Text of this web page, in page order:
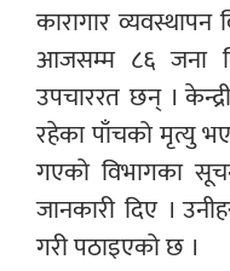
कारागार
आजसम्म ८६ जना
उपचाररत छन् ।
रहेका पाँचको मृत्यु
गएको विभागका
जानकारी दिए ।
गरी पठाइएको छ ।